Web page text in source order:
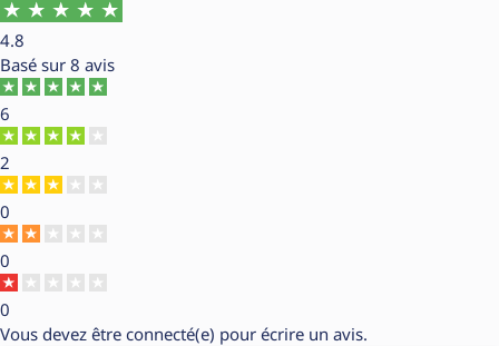
4.8
Basé sur 8 avis
6
2
0
0
0
Vous devez être connecté(e) pour écrire un avis.